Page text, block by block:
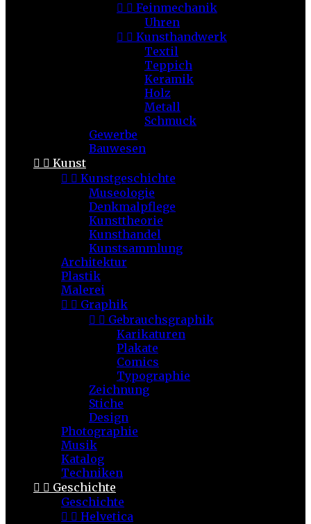
  Feinmechanik
Uhren
  Kunsthandwerk
Textil
Teppich
Keramik
Holz
Metall
Schmuck
Gewerbe
Bauwesen
  Kunst
  Kunstgeschichte
Museologie
Denkmalpflege
Kunsttheorie
Kunsthandel
Kunstsammlung
Architektur
Plastik
Malerei
  Graphik
  Gebrauchsgraphik
Karikaturen
Plakate
Comics
Typographie
Zeichnung
Stiche
Design
Photographie
Musik
Katalog
Techniken
  Geschichte
Geschichte
  Helvetica